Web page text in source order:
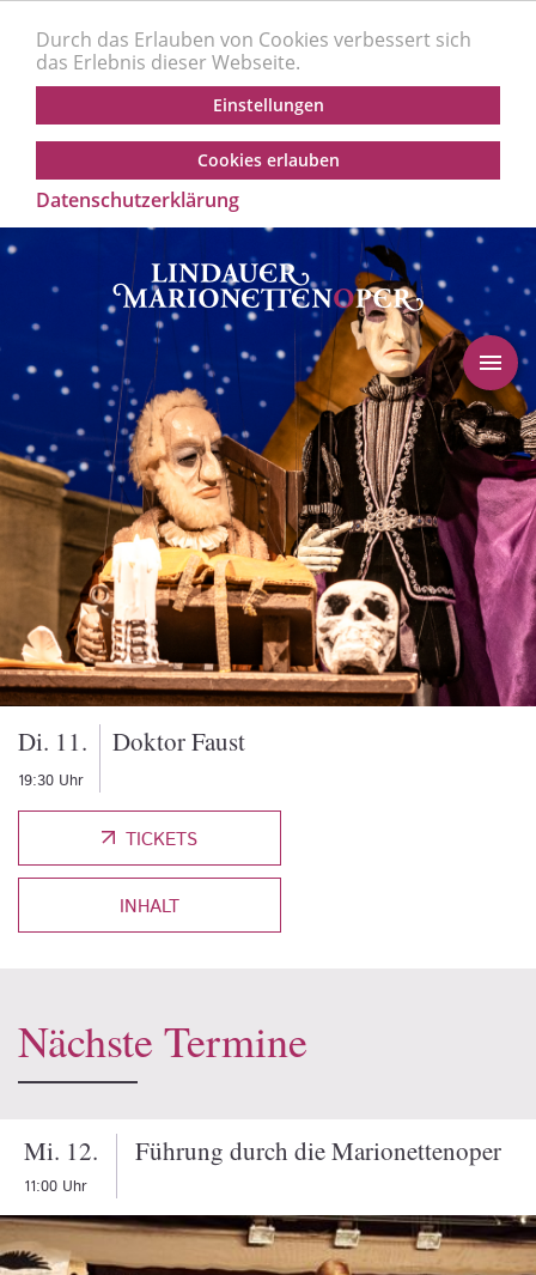
Durch das Erlauben von Cookies verbessert sich
das Erlebnis dieser Webseite.
Einstellungen
Datenschutzerklärung
Cookies erlauben
Di. 11.
19:30 Uhr
TICKETS
INHALT
Doktor Faust
Nächste Termine
Mi. 12.
11:00 Uhr
Führung durch die Marionettenoper